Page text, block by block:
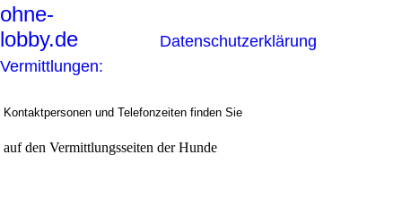
ohne-
lobby.de
Datenschutzerklärung
Vermittlungen:
Kontaktpersonen und Telefonzeiten finden Sie
auf den Vermittlungsseiten der Hunde